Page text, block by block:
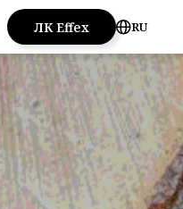
ЛК Effex RU